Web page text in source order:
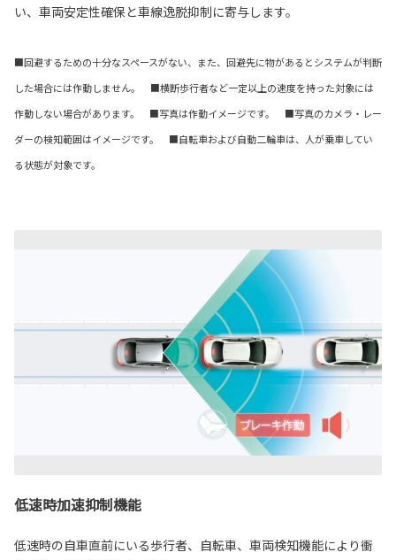
い、車両安定性確保と車線逸脱抑制に寄与します。
■回避するための十分なスペースがない、また、回避先に物があるとシステムが判断
した場合には作動しません。 ■横断歩行者など一定以上の速度を持った対象には
作動しない場合があります。 ■写真は作動イメージです。 ■写真のカメラ・レー
ダーの検知範囲はイメージです。 ■自転車および自動二輪車は、人が乗車してい
る状態が対象です。
低速時加速抑制機能
低速時の自車直前にいる歩行者、自転車、車両検知機能により衝